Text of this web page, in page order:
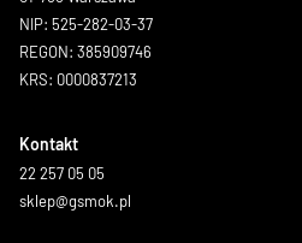
NIP: 525-282-03-37
REGON: 385909746
KRS: 0000837213
Kontakt
22 257 05 05
sklep@gsmok.pl